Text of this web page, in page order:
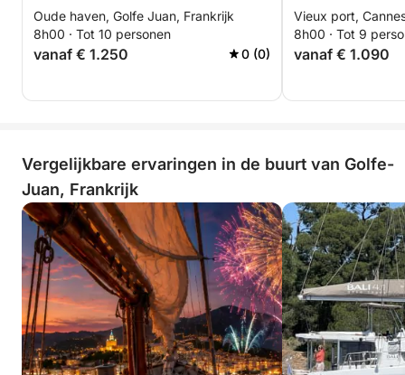
Oude haven, Golfe Juan, Frankrijk
8h00 · Tot 10 personen
vanaf € 1.250 0 (0)
Vieux port,
8h00 · Tot 9
vanaf € 1.090
Vergelijkbare ervaringen in de buurt van Golfe-
Juan, Frankrijk